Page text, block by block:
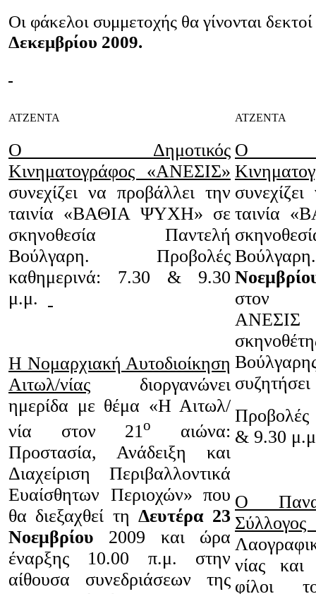
Οι φάκελοι συμμετοχής θα γίνονται δεκτοί
Δεκεμβρίου 2009.
ΑΤΖΕΝΤΑ
Ο Δημοτικός
Κινηματογράφος «ΑΝΕΣΙΣ»
συνεχίζει να προβάλλει την
ταινία «ΒΑΘΙΑ ΨΥΧΗ» σε
σκηνοθεσία Παντελή
Βούλγαρη. Προβολές
καθημερινά: 7.30 & 9.30
μ.μ.
Η Νομαρχιακή Αυτοδιοίκηση
Αιτωλ/νίας διοργανώνει
ημερίδα με θέμα «Η Αιτωλ/
νία στον 21ο
αιώνα:
Προστασία, Ανάδειξη και
Διαχείριση Περιβαλλοντικά
Ευαίσθητων Περιοχών» που
θα διεξαχθεί τη Δευτέρα 23
Νοεμβρίου 2009 και ώρα
έναρξης 10.00 π.μ. στην
αίθουσα συνεδριάσεων της
ΑΤΖΕΝΤΑ
Ο
ταινία
στον
ΑΝΕΣΙΣ
& 9.30
Ο
νίας
φίλοι